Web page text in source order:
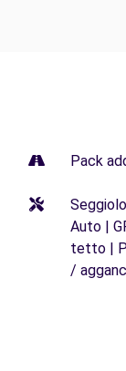
Pack
Auto |
tetto |
/